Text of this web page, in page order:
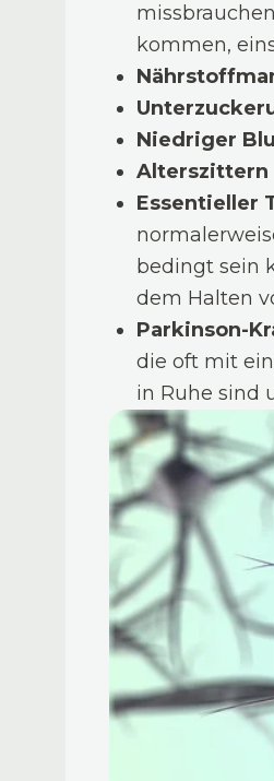
kommen,
Niedriger
Alterszittern
Essentieller
bedingt sein
dem Halten
Parkinson-
die oft mit
in Ruhe sind